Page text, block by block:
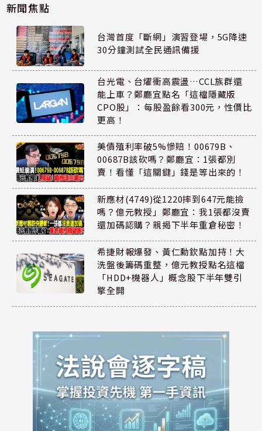
新聞焦點
台灣首度「斷網」演習登場，5G降速
30分鐘測試全民通訊備援
台光電、台燿衝高震盪…CCL族群還
能上車？鄭廳宜點名「這檔隱藏版
CPO股」：每股盈餘看300元，性價比
更高！
美債殖利率破5%慘賠！00679B、
00687B該砍嗎？鄭廳宜：1張都別
賣！看懂「這關鍵」錢是等出來的！
新應材(4749)從1220摔到647元能撿
嗎？億元教授」鄭廳宜：我1張都沒賣
還加碼認購？親揭下半年重倉秘密！
希捷財報爆發、黃仁勳欽點加持！大
洗盤後籌碼重整，億元教授點名這檔
「HDD+機器人」概念股下半年雙引
擎全開